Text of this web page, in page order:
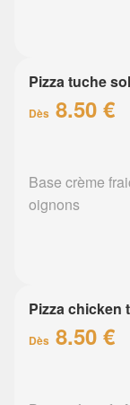
Pizza tuche
Dès 8.50 €
Base crème
oignons
Pizza chicken
Dès 8.50 €